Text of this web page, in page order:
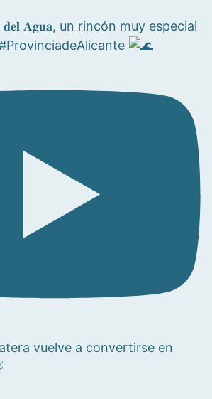
𝐝𝐞𝐥 𝐀𝐠𝐮𝐚, un rincón muy especial
vuelve a convertirse en